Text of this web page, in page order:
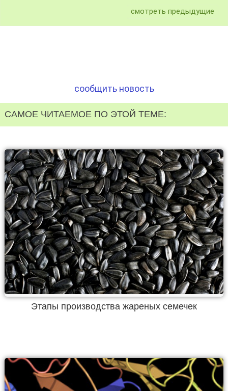
смотреть предыдущие
сообщить новость
САМОЕ ЧИТАЕМОЕ ПО ЭТОЙ ТЕМЕ:
Этапы производства жареных семечек